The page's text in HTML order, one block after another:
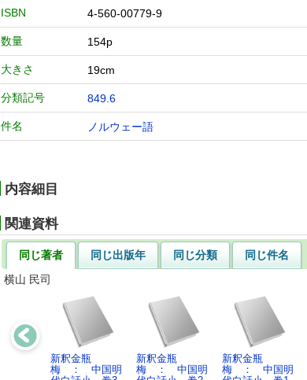
ISBN 4-560-00779-9
数量 154p
大きさ 19cm
分類記号 849.6
件名 ノルウェー語
内容細目
関連資料
同じ著者 同じ出版年 同じ分類
同じ件名
横山 民司
新釈金瓶
梅 ： 中国明
新釈金瓶
梅 ： 中国明
新釈金瓶
梅 ： 中国明